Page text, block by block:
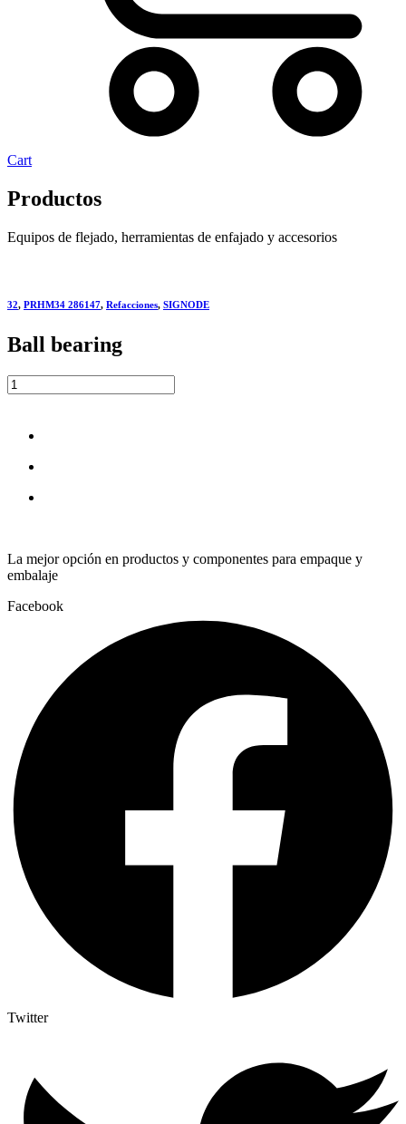
Cart
Productos
Equipos de flejado, herramientas de enfajado y accesorios
32, PRHM34 286147, Refacciones, SIGNODE
Ball bearing
Ball
bearing
La mejor opción en productos y componentes para empaque y
embalaje
Facebook
Twitter